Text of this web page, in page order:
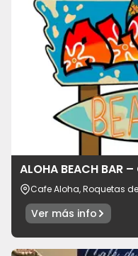
ALOHA BEACH BAR
Cafe Aloha, Roquetas
Ver más info